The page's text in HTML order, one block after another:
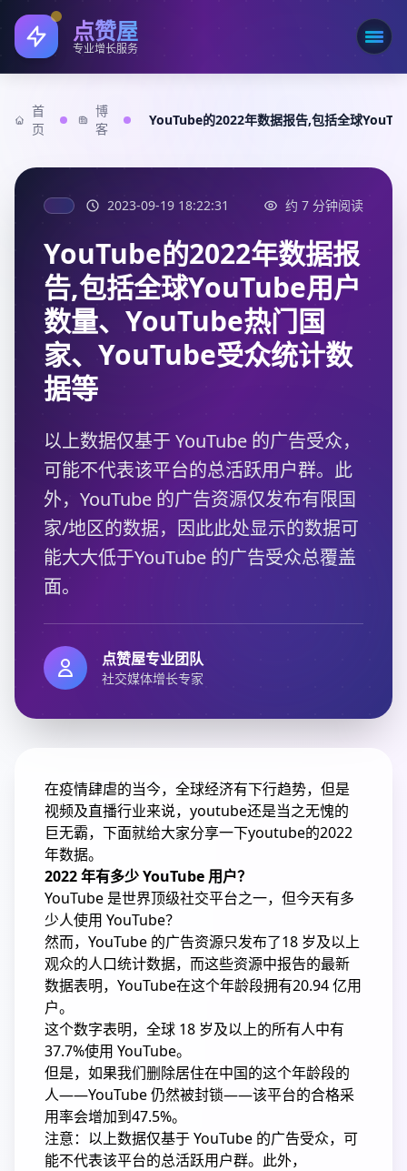
点赞屋
专业增长服务 打开
首
页
博
客
YouTube的2022年数据报告,包括全球
2023-09-19 18:22:31 约 7 分钟阅读
YouTube的2022年数据报
告,包括全球YouTube用户
数量、YouTube热门国
家、YouTube受众统计数
据等
以上数据仅基于 YouTube 的广告受众，
可能不代表该平台的总活跃用户群。此
外，YouTube 的广告资源仅发布有限国
家/地区的数据，因此此处显示的数据可
能大大低于YouTube 的广告受众总覆盖
面。
点赞屋专业团队
社交媒体增长专家
在疫情肆虐的当今，全球经济有下行趋势，但是
视频及直播行业来说，youtube还是当之无愧的
巨无霸，下面就给大家分享一下youtube的2022
年数据。
2022 年有多少 YouTube 用户？
YouTube 是世界顶级社交平台之一，但今天有多
少人使用 YouTube？
然而，YouTube 的广告资源只发布了18 岁及以上
观众的人口统计数据，而这些资源中报告的最新
数据表明，YouTube在这个年龄段拥有20.94 亿用
户。
这个数字表明，全球 18 岁及以上的所有人中有
37.7%使用 YouTube。
但是，如果我们删除居住在中国的这个年龄段的
人——YouTube 仍然被封锁——该平台的合格采
用率会增加到47.5%。
注意：以上数据仅基于 YouTube 的广告受众，可
能不代表该平台的总活跃用户群。此外，